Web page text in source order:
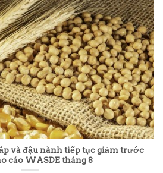
và đậu nành tiếp tục giảm trước
cáo WASDE tháng 8